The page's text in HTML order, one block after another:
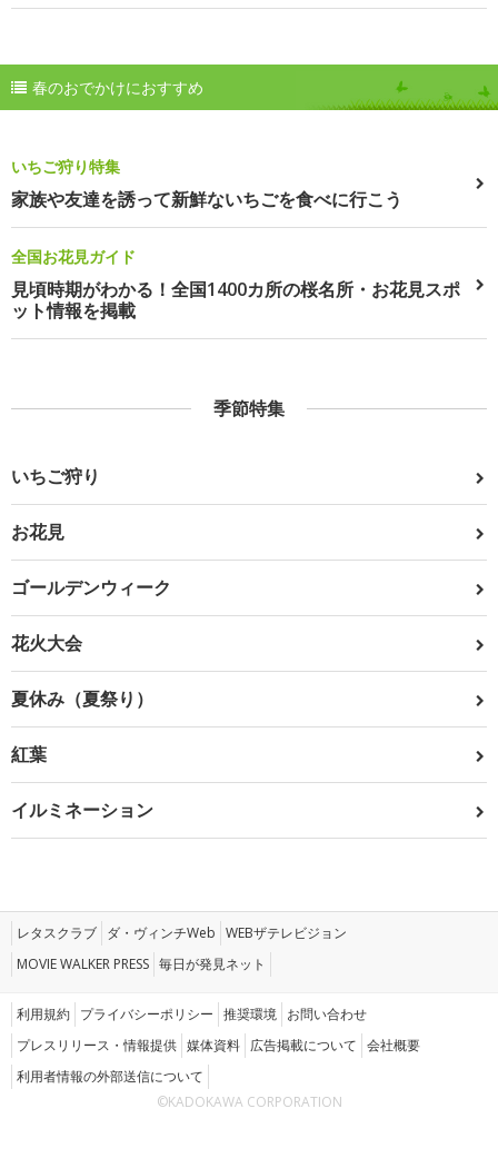
春のおでかけにおすすめ
いちご狩り特集
家族や友達を誘って新鮮ないちごを食べに行こう
全国お花見ガイド
見頃時期がわかる！全国1400カ所の桜名所・お花見スポ
ット情報を掲載
季節特集
いちご狩り
お花見
ゴールデンウィーク
花火大会
夏休み（夏祭り）
紅葉
イルミネーション
レタスクラブ ダ・ヴィンチWeb WEBザテレビジョン
MOVIE WALKER PRESS 毎日が発見ネット
利用規約 プライバシーポリシー 推奨環境 お問い合わせ
プレスリリース・情報提供 媒体資料 広告掲載について 会社概要
利用者情報の外部送信について
©KADOKAWA CORPORATION